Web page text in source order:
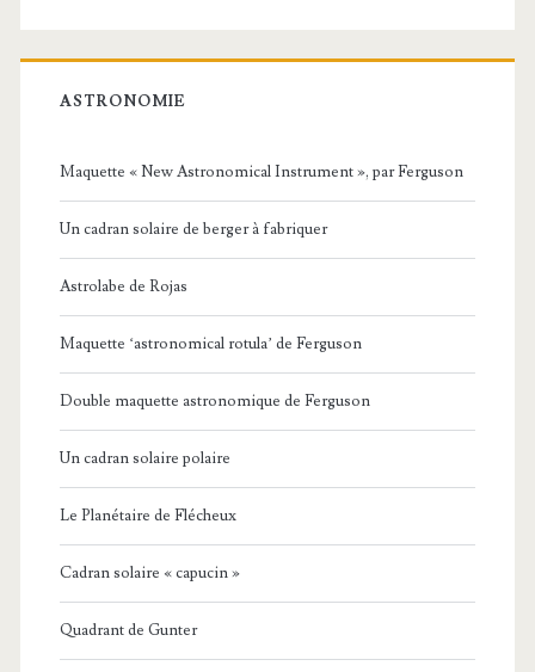
ASTRONOMIE
Maquette « New Astronomical Instrument », par Ferguson
Un cadran solaire de berger à fabriquer
Astrolabe de Rojas
Maquette ‘astronomical rotula’ de Ferguson
Double maquette astronomique de Ferguson
Un cadran solaire polaire
Le Planétaire de Flécheux
Cadran solaire « capucin »
Quadrant de Gunter